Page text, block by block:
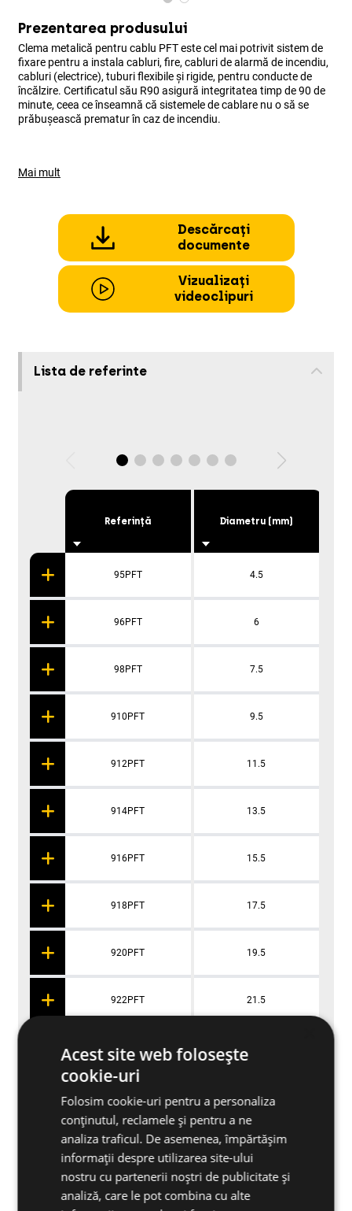
Prezentarea produsului
Clema metalică pentru cablu PFT este cel mai potrivit sistem de
fixare pentru a instala cabluri, fire, cabluri de alarmă de incendiu,
cabluri (electrice), tuburi flexibile și rigide, pentru conducte de
încălzire. Certificatul său R90 asigură integritatea timp de 90 de
minute, ceea ce înseamnă că sistemele de cablare nu o să se
prăbușească prematur în caz de incendiu.
Mai mult
Descărcați
documente
Vizualizați
videoclipuri
Lista de referinte
Referință
95PFT
96PFT
98PFT
910PFT
912PFT
914PFT
916PFT
918PFT
920PFT
922PFT
925PFT
928PFT
932PFT
940PFT
Diametru (mm)
4.5
6
7.5
9.5
11.5
13.5
15.5
17.5
19.5
21.5
27.5
31.5
Acest site web folosește
cookie-uri
Folosim cookie-uri pentru a personaliza
conținutul, reclamele și pentru a ne
analiza traficul. De asemenea, împărtășim
informații despre utilizarea site-ului
nostru cu partenerii noștri de publicitate și
analiză, care le pot combina cu alte